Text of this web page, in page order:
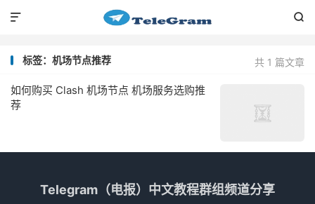


共 1 篇文章
标签：机场节点推荐
如何购买 Clash 机场节点 机场服务选购推
荐
Telegram（电报）中文教程群组频道分享